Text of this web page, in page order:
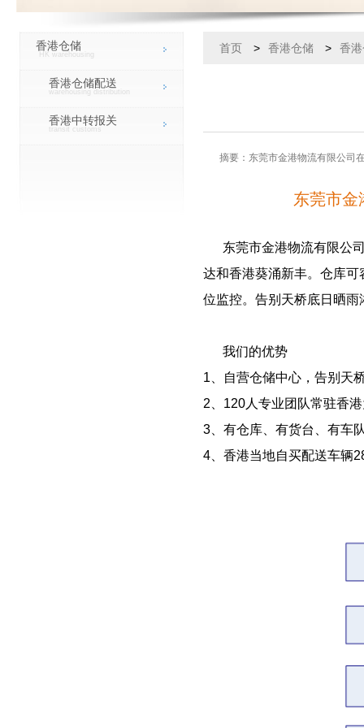
香港仓储
HK warehousing
香港仓储配送
warehousing distribution
香港中转报关
transit customs
首页 > 香港仓储 > 香
摘要：东莞市金港物流有限公司
东莞市金
东莞市金港物流有限公
达和香港葵涌新丰。仓库
位监控。告别天桥底日晒
我们的优势
1、自营仓储中心，告别天
2、120人专业团队常驻香
3、有仓库、有货台、有车
4、香港当地自买配送车辆